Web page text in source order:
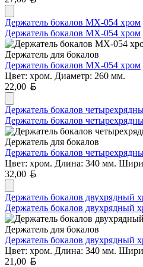
Держатель бокалов MX-054 хром
Держатель бокалов MX-054 хром
Держатель для бокалов
Держатель бокалов MX-054 хром
Цвет: хром. Диаметр: 260 мм.
22,00
Держатель бокалов
Держатель бокалов
Держатель для бокалов
Держатель бокалов
Цвет: хром. Длина: 340 мм.
32,00
Держатель бокалов двухрядный
Держатель бокалов двухрядный
Держатель для бокалов
Держатель бокалов двухрядный
Цвет: хром. Длина: 340 мм.
21,00